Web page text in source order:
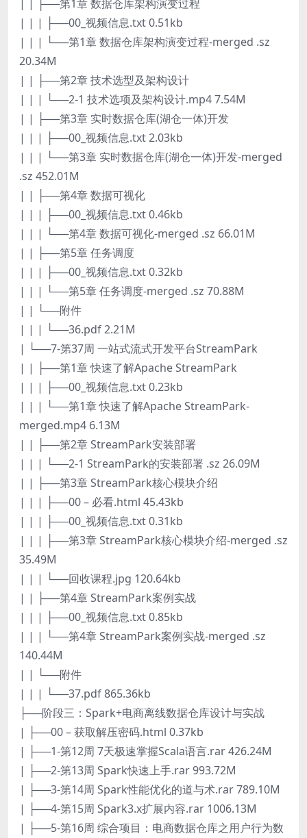
| | ├──第1章 数据仓库架构演变过程
| | | ├──00_视频信息.txt 0.51kb
| | | └──第1章 数据仓库架构演变过程-merged .sz
20.34M
| | ├──第2章 技术选型及架构设计
| | | └──2-1 技术选项及架构设计.mp4 7.54M
| | ├──第3章 实时数据仓库(湖仓一体)开发
| | | ├──00_视频信息.txt 2.03kb
| | | └──第3章 实时数据仓库(湖仓一体)开发-merged
.sz 452.01M
| | ├──第4章 数据可视化
| | | ├──00_视频信息.txt 0.46kb
| | | └──第4章 数据可视化-merged .sz 66.01M
| | ├──第5章 任务调度
| | | ├──00_视频信息.txt 0.32kb
| | | └──第5章 任务调度-merged .sz 70.88M
| | └──附件
| | | └──36.pdf 2.21M
| └──7-第37周 一站式流式开发平台StreamPark
| | ├──第1章 快速了解Apache StreamPark
| | | ├──00_视频信息.txt 0.23kb
| | | └──第1章 快速了解Apache StreamPark-
merged.mp4 6.13M
| | ├──第2章 StreamPark安装部署
| | | └──2-1 StreamPark的安装部署 .sz 26.09M
| | ├──第3章 StreamPark核心模块介绍
| | | ├──00 – 必看.html 45.43kb
| | | ├──00_视频信息.txt 0.31kb
| | | ├──第3章 StreamPark核心模块介绍-merged .sz
35.49M
| | | └──回收课程.jpg 120.64kb
| | ├──第4章 StreamPark案例实战
| | | ├──00_视频信息.txt 0.85kb
| | | └──第4章 StreamPark案例实战-merged .sz
140.44M
| | └──附件
| | | └──37.pdf 865.36kb
├──阶段三：Spark+电商离线数据仓库设计与实战
| ├──00 – 获取解压密码.html 0.37kb
| ├──1-第12周 7天极速掌握Scala语言.rar 426.24M
| ├──2-第13周 Spark快速上手.rar 993.72M
| ├──3-第14周 Spark性能优化的道与术.rar 789.10M
| ├──4-第15周 Spark3.x扩展内容.rar 1006.13M
| ├──5-第16周 综合项目：电商数据仓库之用户行为数